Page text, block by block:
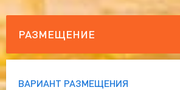
РАЗМЕЩЕНИЕ
ВАРИАНТ РАЗМЕЩЕНИЯ